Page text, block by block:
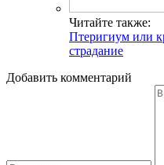
Читайте также:
Птеригиум или
страдание
Добавить комментарий